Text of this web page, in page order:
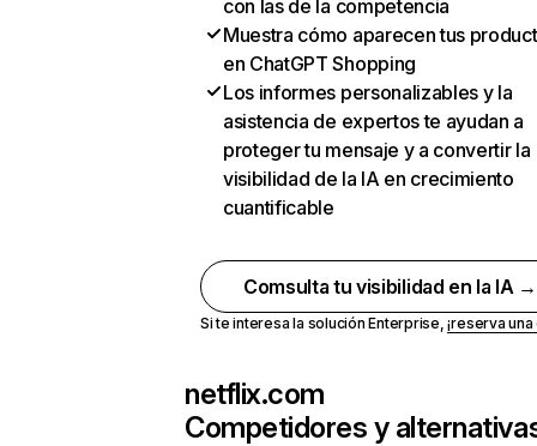
con las de la competencia
Muestra cómo aparecen tus
en ChatGPT Shopping
Los informes personalizables y la
asistencia de expertos te ayudan a
proteger tu mensaje y a convertir la
visibilidad de la IA en crecimiento
cuantificable
Comsulta tu visibilidad en la IA →
Si te interesa la solución Enterprise,¡reserva
netflix.com
Competidores y